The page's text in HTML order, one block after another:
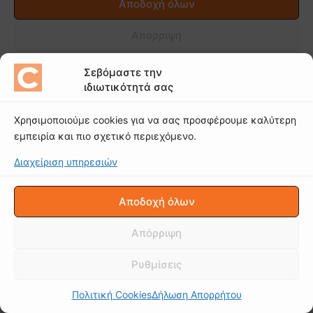
Σεβόμαστε την
ιδιωτικότητά σας
Χρησιμοποιούμε cookies για να σας προσφέρουμε καλύτερη
εμπειρία και πιο σχετικό περιεχόμενο.
Διαχείριση υπηρεσιών
Αποδοχή όλων
Απόρριψη
Ρυθμίσεις
Πολιτική CookiesΔήλωση Απορρήτου